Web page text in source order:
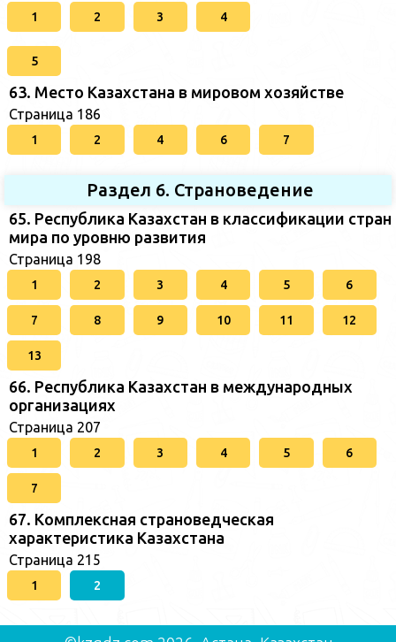
1 2 3 4
5
63. Место Казахстана в мировом хозяйстве
Страница 186
1 2 4 6 7
Раздел 6. Страноведение
65. Республика Казахстан в классификации стран
мира по уровню развития
Страница 198
1 2 3 4 5 6
7 8 9 10 11 12
13
66. Республика Казахстан в международных
организациях
Страница 207
1 2 3 4 5 6
7
67. Комплексная страноведческая
характеристика Казахстана
Страница 215
1 2